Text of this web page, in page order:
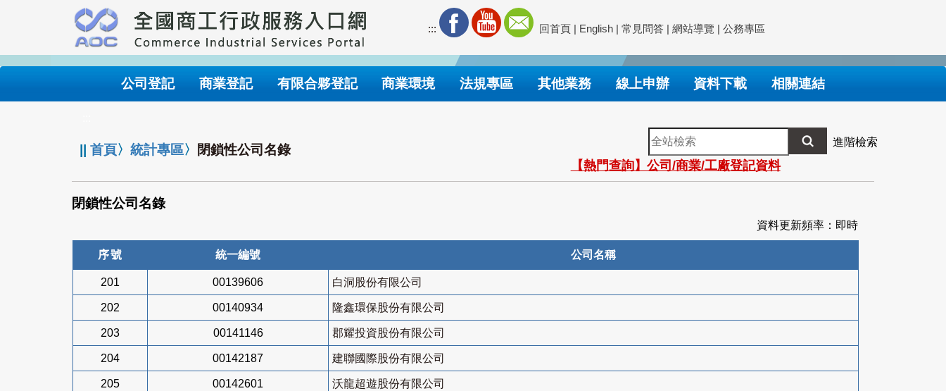
要
內
::: 回首頁 | English | 常見問答 | 網站導覽 | 公務專區
公司登記 商業登記 有限合夥登記 商業環境 法規專區 其他業務 線上申辦 資料下載 相關連結
||首頁〉統計專區〉 閉鎖性公司名錄
全
站
檢
索
進階檢索
【熱門查詢】公司/商業/工廠登記資料
閉鎖性公司名錄
資料更新頻率：即時
序號 統一編號 公司名稱
201 00139606 白洞股份有限公司
202 00140934 隆鑫環保股份有限公司
203 00141146 郡耀投資股份有限公司
204 00142187 建聯國際股份有限公司
205 00142601 沃龍超遊股份有限公司